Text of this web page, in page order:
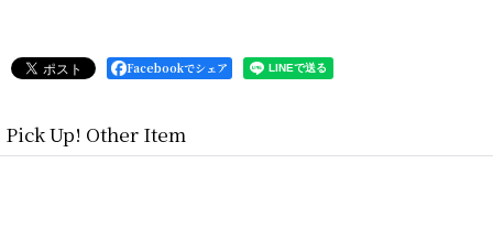
Facebookでシェア
Pick Up! Other Item